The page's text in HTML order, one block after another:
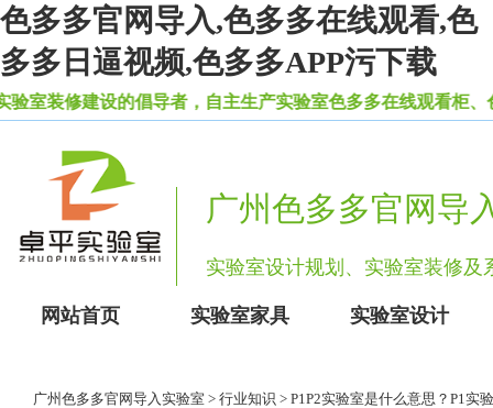
色多多官网导入,色多多在线观看,色
多多日逼视频,色多多APP污下载
建设的倡导者，自主生产实验室色多多在线观看柜、
广州色多多官网导
实验室设计规划、实验室装修
网站首页 实验室家具 实验室设计
广州色多多官网导入实验室 > 行业知识 > P1P2实验室是什么意思？P1